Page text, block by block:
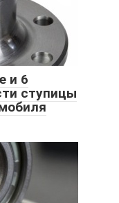
и 6
ступицы